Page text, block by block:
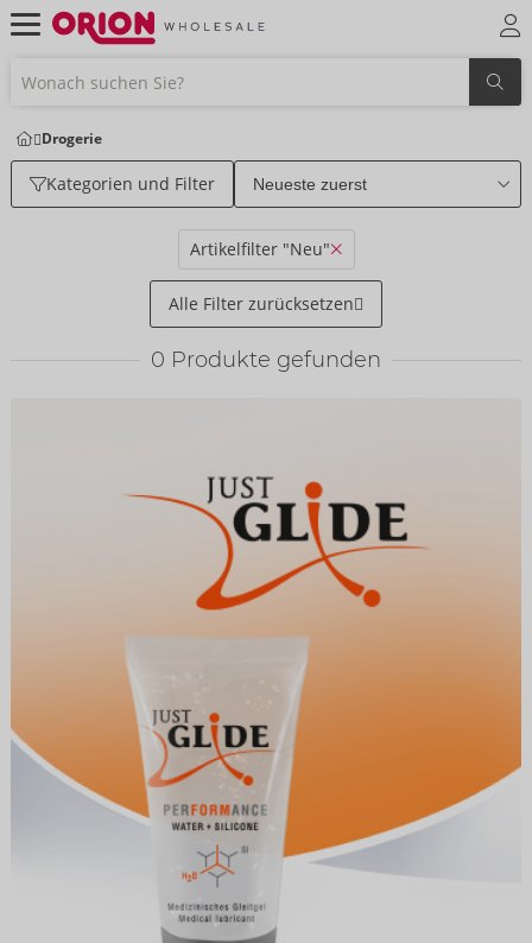
Drogerie
Kategorien und Filter
Artikelfilter "Neu"
Alle Filter zurücksetzen
0 Produkte gefunden